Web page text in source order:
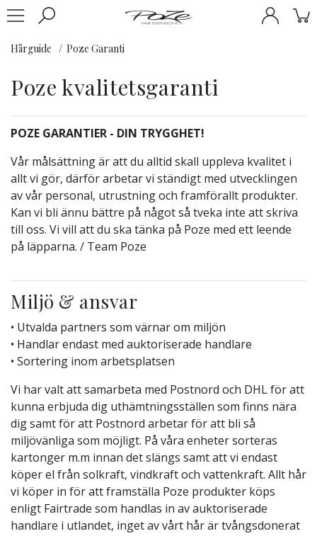
Hårguide Poze Garanti
Poze kvalitetsgaranti
POZE GARANTIER - DIN TRYGGHET!
Vår målsättning är att du alltid skall uppleva kvalitet i
allt vi gör, därför arbetar vi ständigt med utvecklingen
av vår personal, utrustning och framförallt produkter.
Kan vi bli ännu bättre på något så tveka inte att skriva
till oss. Vi vill att du ska tänka på Poze med ett leende
på läpparna. / Team Poze
Miljö & ansvar
• Utvalda partners som värnar om miljön
• Handlar endast med auktoriserade handlare
• Sortering inom arbetsplatsen
Vi har valt att samarbeta med Postnord och DHL för att
kunna erbjuda dig uthämtningsställen som finns nära
dig samt för att Postnord arbetar för att bli så
miljövänliga som möjligt. På våra enheter sorteras
kartonger m.m innan det slängs samt att vi endast
köper el från solkraft, vindkraft och vattenkraft. Allt hår
vi köper in för att framställa Poze produkter köps
enligt Fairtrade som handlas in av auktoriserade
handlare i utlandet, inget av vårt hår är tvångsdonerat